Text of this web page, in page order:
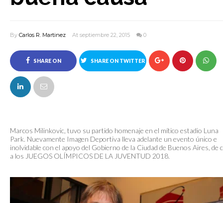
By Carlos R. Martinez At septiembre 22, 2015 0
SHARE ON
FACEBOOK
SHARE ON TWITTER
Marcos Milinkovic, tuvo su partido homenaje en el mítico estadio Luna
Park. Nuevamente Imagen Deportiva lleva adelante un evento único e
inolvidable con el apoyo del Gobierno de la Ciudad de Buenos Aires, de
a los JUEGOS OLÍMPICOS DE LA JUVENTUD 2018.